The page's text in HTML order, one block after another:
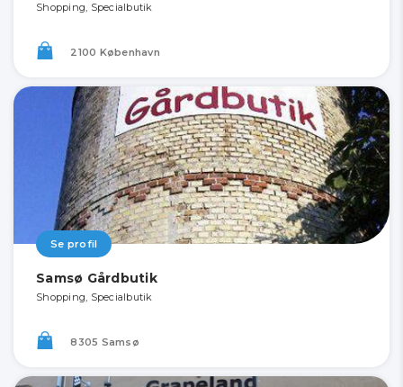
Shopping, Specialbutik
2100 København
Se profil
Samsø Gårdbutik
Shopping, Specialbutik
8305 Samsø